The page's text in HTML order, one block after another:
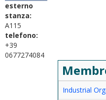
esterno
stanza:
A115
telefono:
+39
0677274084
Industrial